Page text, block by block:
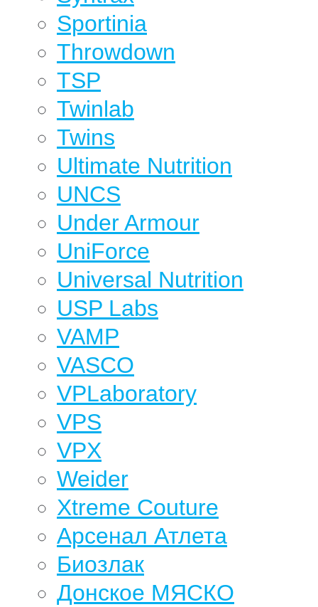
Sportinia
Throwdown
TSP
Twinlab
Twins
Ultimate Nutrition
UNCS
Under Armour
UniForce
Universal Nutrition
USP Labs
VAMP
VASCO
VPLaboratory
VPS
VPX
Weider
Xtreme Couture
Арсенал Атлета
Биозлак
Донское МЯСКО